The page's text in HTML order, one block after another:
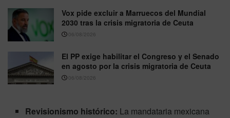
Vox pide excluir a Marruecos del Mundial
2030 tras la crisis migratoria de Ceuta
06/08/2026
El PP exige habilitar el Congreso y el Senado
en agosto por la crisis migratoria de Ceuta
06/08/2026
Revisionismo histórico: La mandataria mexicana